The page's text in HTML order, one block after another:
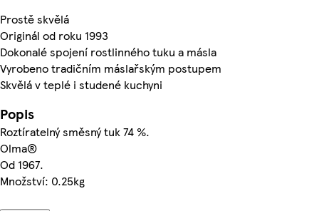
Prostě skvělá
Originál od roku 1993
Dokonalé spojení rostlinného tuku a másla
Vyrobeno tradičním máslařským postupem
Skvělá v teplé i studené kuchyni
Popis
Roztíratelný směsný tuk 74 %.
Olma®
Od 1967.
Množství: 0.25kg